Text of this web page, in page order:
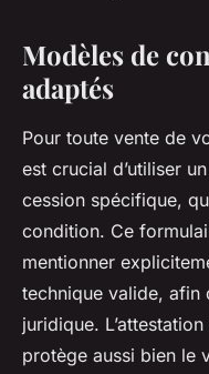
Modèles de
adaptés
Pour toute vente de
est crucial d’utiliser
cession spécifique,
condition. Ce
mentionner
technique valide, afin
juridique.
protège aussi bien le